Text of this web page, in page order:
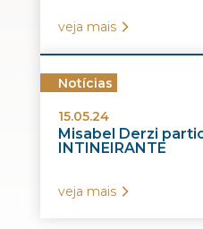
veja mais
Notícias
15.05.24
Misabel Derzi
INTINEIRANTE
veja mais